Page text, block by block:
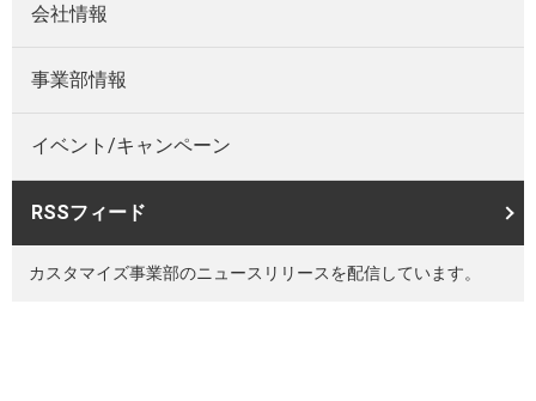
会社情報
事業部情報
イベント/キャンペーン
RSSフィード
カスタマイズ事業部のニュースリリースを配信しています。